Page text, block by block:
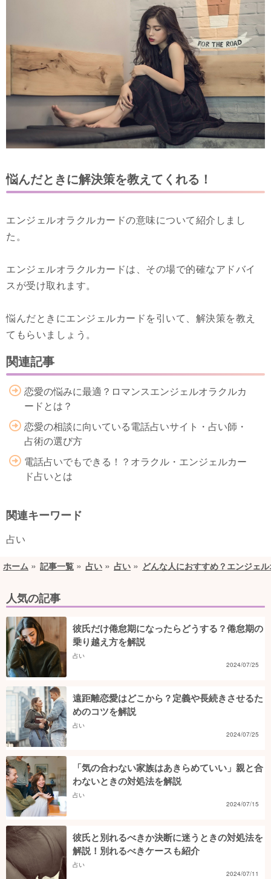
悩んだときに解決策を教えてくれる！
エンジェルオラクルカードの意味について紹介しまし
た。
エンジェルオラクルカードは、その場で的確なアドバイ
スが受け取れます。
悩んだときにエンジェルカードを引いて、解決策を教え
てもらいましょう。
関連記事
恋愛の悩みに最適？ロマンスエンジェルオラクルカ
ードとは？
恋愛の相談に向いている電話占いサイト・占い師・
占術の選び方
電話占いでもできる！？オラクル・エンジェルカー
ド占いとは
関連キーワード
占い
ホーム 記事一覧 占い 占い どんな人におすすめ？エンジェ
人気の記事
彼氏だけ倦怠期になったらどうする？倦怠期の
乗り越え方を解説
占い
2024/07/25
遠距離恋愛はどこから？定義や長続きさせるた
めのコツを解説
占い
2024/07/25
「気の合わない家族はあきらめていい」親と合
わないときの対処法を解説
占い
2024/07/15
彼氏と別れるべきか決断に迷うときの対処法を
解説！別れるべきケースも紹介
占い
2024/07/11